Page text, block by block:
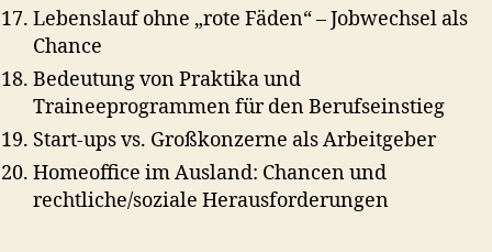
Lebenslauf ohne „rote Fäden“ – Jobwechsel als
Chance
Bedeutung von Praktika und
Traineeprogrammen für den Berufseinstieg
Start‑ups vs. Großkonzerne als Arbeitgeber
Homeoffice im Ausland: Chancen und
rechtliche/soziale Herausforderungen